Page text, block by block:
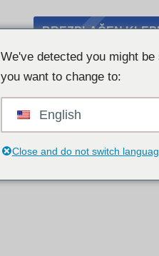
BREZPLAČEN
We've detected you might
you want to change to:
English
Close and do not switch